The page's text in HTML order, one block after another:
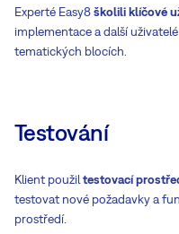
Experté Easy8školili klíčové
implementace a další
tematických blocích.
Testování
Klient použiltestovací
testovat nové požadavky a
prostředí.